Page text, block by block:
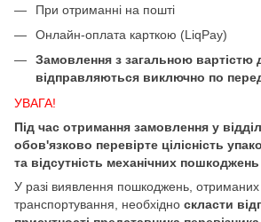
При отриманні на пошті
Онлайн-оплата карткою (LiqPay)
Замовлення з загальною вартістю
відправляються виключно по
УВАГА!
Під час отримання замовлення у
обов'язково перевірте цілісність
та відсутність механічних
У разі виявлення пошкоджень, отриманих
транспортування, необхідно скласти